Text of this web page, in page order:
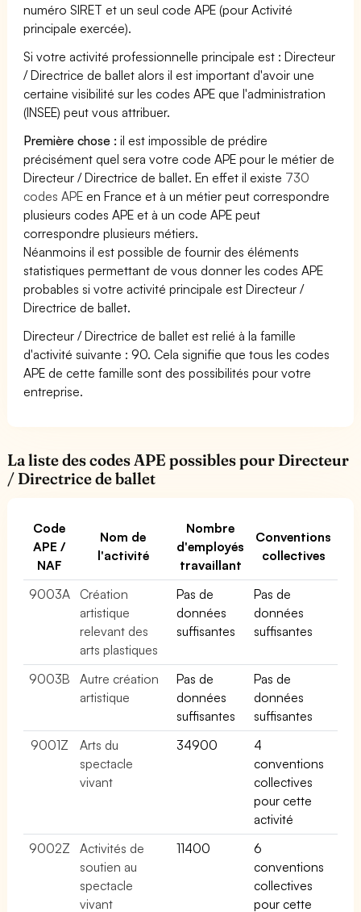
numéro SIRET et un seul code APE (pour Activité
principale exercée).
Si votre activité professionnelle principale est : Directeur
/ Directrice de ballet alors il est important d'avoir une
certaine visibilité sur les codes APE que l'administration
(INSEE) peut vous attribuer.
Première chose : il est impossible de prédire
précisément quel sera votre code APE pour le métier de
Directeur / Directrice de ballet. En effet il existe 730
codes APE en France et à un métier peut correspondre
plusieurs codes APE et à un code APE peut
correspondre plusieurs métiers.
Néanmoins il est possible de fournir des éléments
statistiques permettant de vous donner les codes APE
probables si votre activité principale est Directeur /
Directrice de ballet.
Directeur / Directrice de ballet est relié à la famille
d'activité suivante : 90. Cela signifie que tous les codes
APE de cette famille sont des possibilités pour votre
entreprise.
La liste des codes APE possibles pour Directeur
/ Directrice de ballet
Code
APE /
NAF
Nom de
l'activité
Nombre
d'employés
travaillant
Conventions
collectives
9003A
Création
artistique
relevant des
arts plastiques
Pas de
données
suffisantes
Pas de
données
suffisantes
9003B
Autre création
artistique
Pas de
données
suffisantes
Pas de
données
suffisantes
9001Z
Arts du
spectacle
vivant
34900
4
conventions
collectives
pour cette
activité
9002Z
Activités de
soutien au
spectacle
vivant
11400
6
conventions
collectives
pour cette